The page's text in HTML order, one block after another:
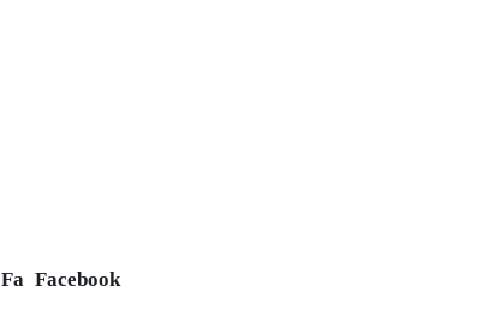
Fa Facebook